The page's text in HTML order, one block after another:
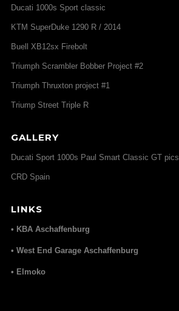
Ducati 1000s Sport classic
KTM SuperDuke 1290 R / 2014
Buell XB12sx Firebolt
Triumph Scrambler Bobber Project #2
Triumph Thruxton project #1
Triump Street Triple R
GALLERY
Ducati Sport 1000s Paul Smart Classic GT pics
CRD Spain
LINKS
• KBA Aschaffenburg
• West End Garage Aschaffenburg
• Elmoko